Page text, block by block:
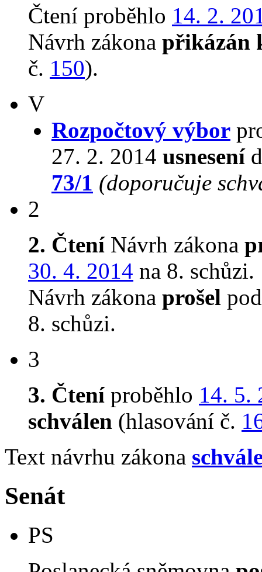
Čtení proběhlo 14. 2.
Návrh zákona přikázán
č. 150).
V
Rozpočtový výbor
27. 2. 2014 usnesení
73/1 (doporučuje
2
2. ČteníNávrh zákona
30. 4. 2014 na 8. schůzi.
Návrh zákona prošel
8. schůzi.
3
3. Čteníproběhlo 14. 5.
schválen (hlasování č.
Text návrhu zákona
Senát
PS